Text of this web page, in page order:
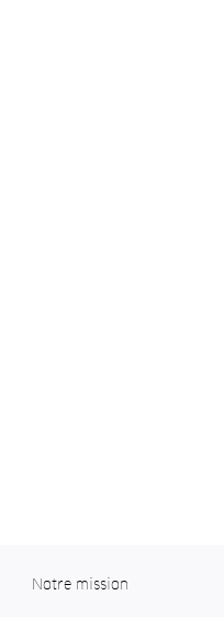
Notre mission